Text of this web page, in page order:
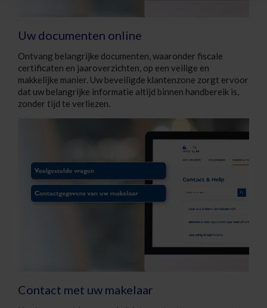
Uw documenten online
Ontvang belangrijke documenten, waaronder fiscale
certificaten en jaaroverzichten, op een veilige en
makkelijke manier. Uw beveiligde klantenzone zorgt ervoor
dat uw belangrijke informatie altijd binnen handbereik is,
zonder tijd te verliezen.
Contact met uw makelaar